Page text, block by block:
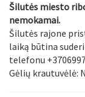
Šilutės miesto
nemokamai.
Šilutės rajone
laiką būtina
telefonu
Gėlių krautuvėlė: